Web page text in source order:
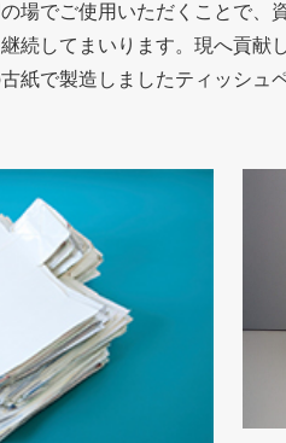
場でご使用いただくことで
続してまいります。現へ貢
紙で製造しましたティッシ